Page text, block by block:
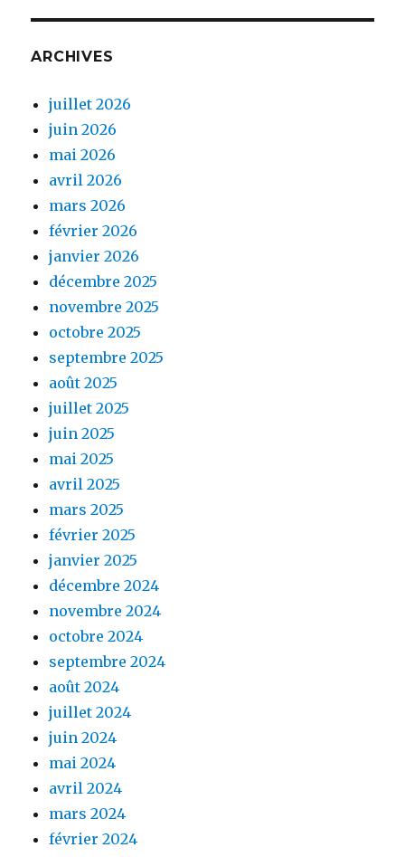
ARCHIVES
juillet 2026
juin 2026
mai 2026
avril 2026
mars 2026
février 2026
janvier 2026
décembre 2025
novembre 2025
octobre 2025
septembre 2025
août 2025
juillet 2025
juin 2025
mai 2025
avril 2025
mars 2025
février 2025
janvier 2025
décembre 2024
novembre 2024
octobre 2024
septembre 2024
août 2024
juillet 2024
juin 2024
mai 2024
avril 2024
mars 2024
février 2024